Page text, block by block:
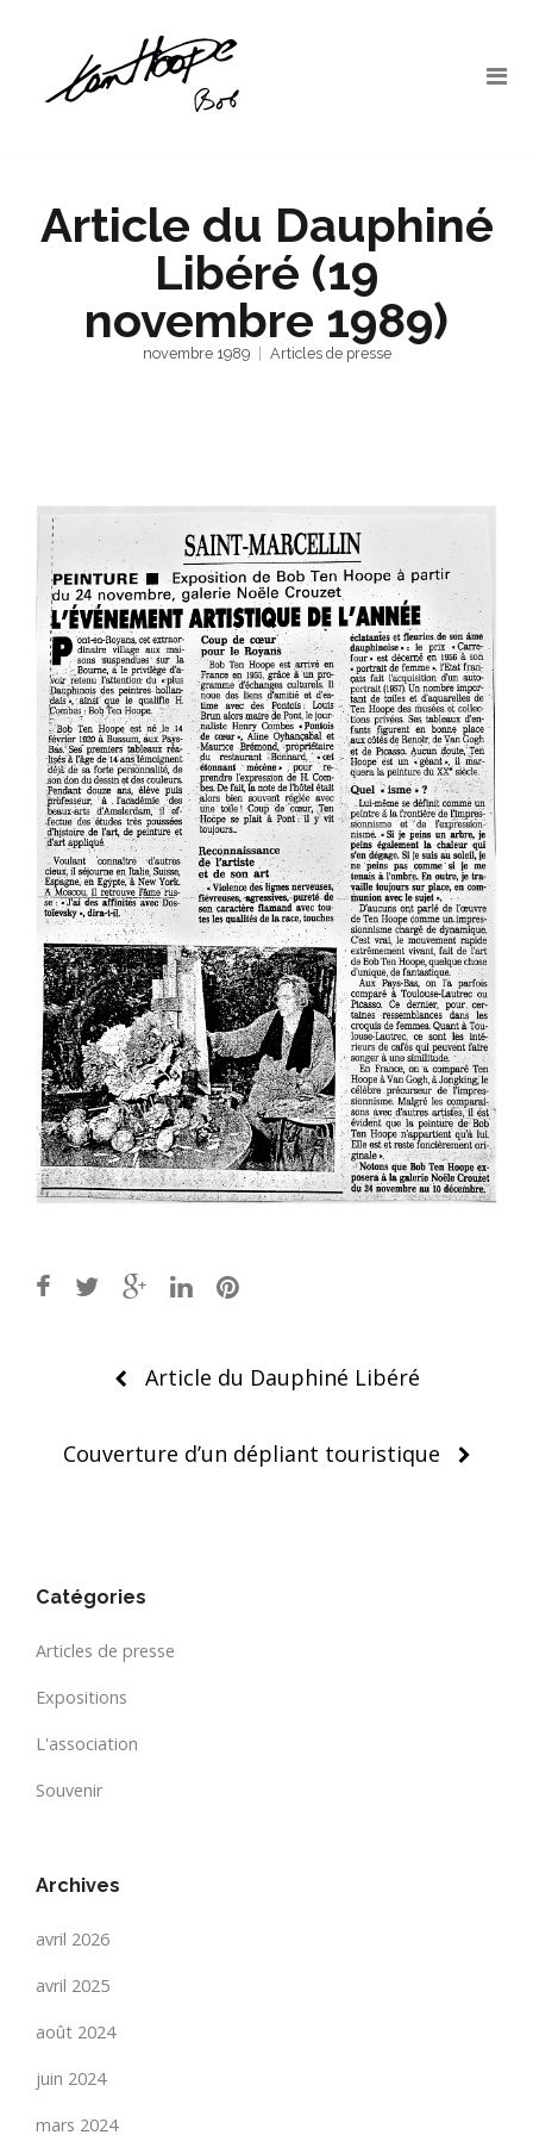
Article du Dauphiné
Libéré (19
novembre 1989)
novembre 1989 Articles de presse
PostArticle du Dauphiné Libéré
Couverture d’un dépliant touristique
Catégories
Articles de presse
Expositions
L'association
Souvenir
Archives
avril 2026
avril 2025
août 2024
juin 2024
mars 2024